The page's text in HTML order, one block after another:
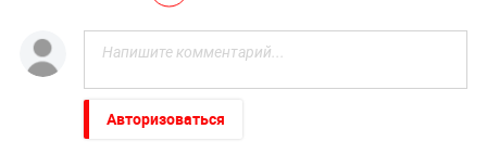
Авторизоваться